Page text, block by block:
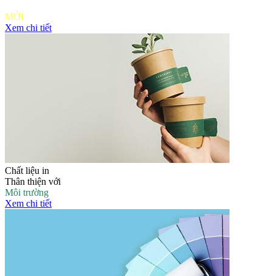
MỚI
Xem chi tiết
Chất liệu in
Thân thiện với
Môi trường
Xem chi tiết